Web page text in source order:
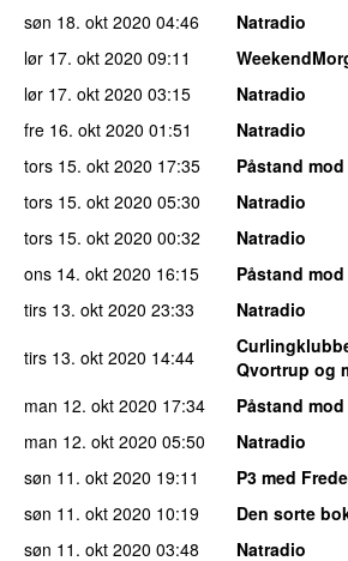
søn 18. okt 2020 04:46
Natradio
lør 17. okt 2020 09:11
lør 17. okt 2020 03:15
Natradio
fre 16. okt 2020 01:51
Natradio
tors 15. okt 2020 17:35
Påstand
tors 15. okt 2020 05:30
Natradio
tors 15. okt 2020 00:32
Natradio
ons 14. okt 2020 16:15
Påstand
tirs 13. okt 2020 23:33
Natradio
tirs 13. okt 2020 14:44
Qvortrup og
man 12. okt 2020 17:34
Påstand
man 12. okt 2020 05:50
Natradio
søn 11. okt 2020 19:11
P3 med
søn 11. okt 2020 10:19 Den sorte
søn 11. okt 2020 03:48 Natradio